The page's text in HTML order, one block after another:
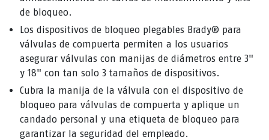
de bloqueo.
Los dispositivos de bloqueo plegables Brady® para
válvulas de compuerta permiten a los usuarios
asegurar válvulas con manijas de diámetros entre 3"
y 18" con tan solo 3 tamaños de dispositivos.
Cubra la manija de la válvula con el dispositivo de
bloqueo para válvulas de compuerta y aplique un
candado personal y una etiqueta de bloqueo para
garantizar la seguridad del empleado.